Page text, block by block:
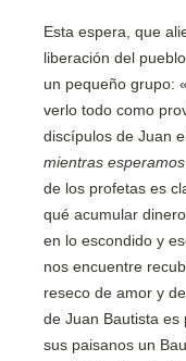
Esta espera, que
liberación del
un pequeño grupo:
verlo todo como
discípulos de Juan
mientras
de los profetas es
qué acumular
en lo escondido y
nos encuentre
reseco de amor y
de Juan Bautista es
sus paisanos un